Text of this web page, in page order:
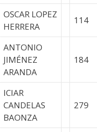
OSCAR LOPEZ
HERRERA
114
ANTONIO
JIMÉNEZ
ARANDA
184
ICIAR
CANDELAS
BAONZA
279